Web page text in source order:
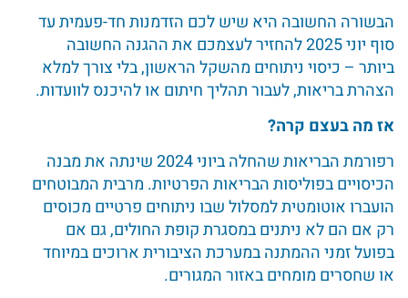
הבשורה החשובה היא שיש לכם הזדמנות חד-פעמית עד
סוף יוני 2025 להחזיר לעצמכם את ההגנה החשובה
ביותר – כיסוי ניתוחים מהשקל הראשון, בלי צורך למלא
הצהרת בריאות, לעבור תהליך חיתום או להיכנס לוועדות.
אז מה בעצם קרה?
רפורמת הבריאות שהחלה ביוני 2024 שינתה את מבנה
הכיסויים בפוליסות הבריאות הפרטיות. מרבית המבוטחים
הועברו אוטומטית למסלול שבו ניתוחים פרטיים מכוסים
רק אם הם לא ניתנים במסגרת קופת החולים, גם אם
בפועל זמני ההמתנה במערכת הציבורית ארוכים במיוחד
או שחסרים מומחים באזור המגורים.